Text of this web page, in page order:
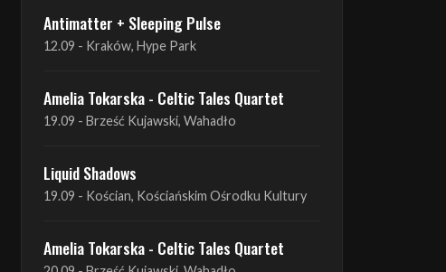
11.09 - Warszawa, VooDoo Club
12.09 - Kraków, Hype Park
19.09 - Brześć Kujawski, Wahadło
19.09 - Kościan, Kościańskim Ośrodku Kultury